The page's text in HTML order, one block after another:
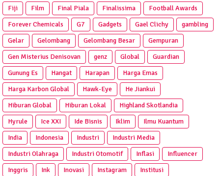
Fiji
Film Final Piala Finalissima
Football Awards
Forever Chemicals
G7 Gadgets Gael Clichy
gambling
Gelar
Gelombang Gelombang Besar
Gempuran
Gen Misterius Denisovan
genz Global
Guardian
Gunung Es
Hangat Harapan
Harga Emas
Harga Karbon Global
Hawk-Eye
He Jiankui
Hiburan Global
Hiburan Lokal
Highland Skotlandia
Hyrule
Ice XXI Ide Bisnis Iklim
Ilmu Kuantum
India
Indonesia Industri
Industri Media
Industri Olahraga
Industri Otomotif Inflasi
Influencer
Inggris
Ink Inovasi Instagram
Institusi